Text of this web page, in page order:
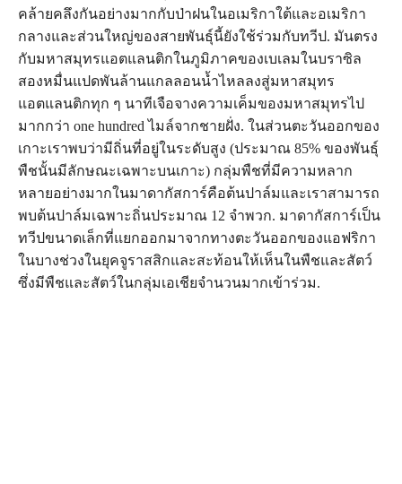
คล้ายคลึงกันอย่างมากกับป่าฝนในอเมริกาใต้และอเมริกา
กลางและส่วนใหญ่ของสายพันธุ์นี้ยังใช้ร่วมกับทวีป. มันตรง
กับมหาสมุทรแอตแลนติกในภูมิภาคของเบเลมในบราซิล
สองหมื่นแปดพันล้านแกลลอนน้ำไหลลงสู่มหาสมุทร
แอตแลนติกทุก ๆ นาทีเจือจางความเค็มของมหาสมุทรไป
มากกว่า one hundred ไมล์จากชายฝั่ง. ในส่วนตะวันออกของ
เกาะเราพบว่ามีถิ่นที่อยู่ในระดับสูง (ประมาณ 85% ของพันธุ์
พืชนั้นมีลักษณะเฉพาะบนเกาะ) กลุ่มพืชที่มีความหลาก
หลายอย่างมากในมาดากัสการ์คือต้นปาล์มและเราสามารถ
พบต้นปาล์มเฉพาะถิ่นประมาณ 12 จำพวก. มาดากัสการ์เป็น
ทวีปขนาดเล็กที่แยกออกมาจากทางตะวันออกของแอฟริกา
ในบางช่วงในยุคจูราสสิกและสะท้อนให้เห็นในพืชและสัตว์
ซึ่งมีพืชและสัตว์ในกลุ่มเอเชียจำนวนมากเข้าร่วม.